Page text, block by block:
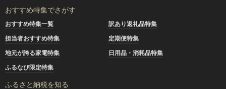
おすすめ特集でさがす
おすすめ特集一覧
訳あり返礼品特集
担当者おすすめ特集
定期便特集
地元が誇る家電特集
日用品・消耗品特集
ふるなび限定特集
ふるさと納税を知る